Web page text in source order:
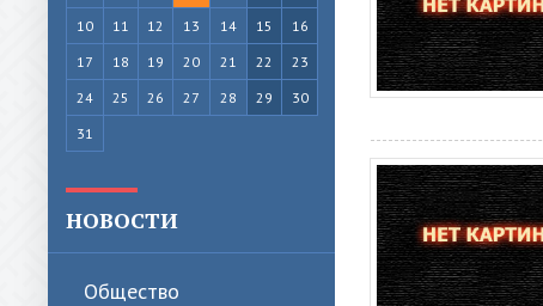
10
11 12 13 14 15
16
17
18 19 20 21 22
23
24
25 26 27 28 29
30
31
НОВОСТИ
Общество